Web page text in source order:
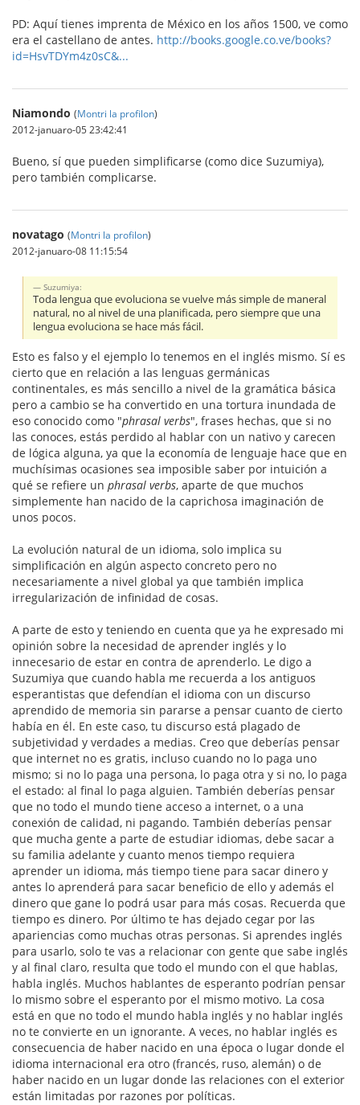
PD: Aquí tienes imprenta de México en los años 1500, ve como
era el castellano de antes. http://books.google.co.ve/books?
id=HsvTDYm4z0sC&...
Niamondo (Montri la profilon)
2012-januaro-05 23:42:41
Bueno, sí que pueden simplificarse (como dice Suzumiya),
pero también complicarse.
novatago (Montri la profilon)
2012-januaro-08 11:15:54
Suzumiya:
Toda lengua que evoluciona se vuelve más simple de maneral
natural, no al nivel de una planificada, pero siempre que una
lengua evoluciona se hace más fácil.
Esto es falso y el ejemplo lo tenemos en el inglés mismo. Sí es
cierto que en relación a las lenguas germánicas
continentales, es más sencillo a nivel de la gramática básica
pero a cambio se ha convertido en una tortura inundada de
eso conocido como "phrasal verbs", frases hechas, que si no
las conoces, estás perdido al hablar con un nativo y carecen
de lógica alguna, ya que la economía de lenguaje hace que en
muchísimas ocasiones sea imposible saber por intuición a
qué se refiere un phrasal verbs, aparte de que muchos
simplemente han nacido de la caprichosa imaginación de
unos pocos.
La evolución natural de un idioma, solo implica su
simplificación en algún aspecto concreto pero no
necesariamente a nivel global ya que también implica
irregularización de infinidad de cosas.
A parte de esto y teniendo en cuenta que ya he expresado mi
opinión sobre la necesidad de aprender inglés y lo
innecesario de estar en contra de aprenderlo. Le digo a
Suzumiya que cuando habla me recuerda a los antiguos
esperantistas que defendían el idioma con un discurso
aprendido de memoria sin pararse a pensar cuanto de cierto
había en él. En este caso, tu discurso está plagado de
subjetividad y verdades a medias. Creo que deberías pensar
que internet no es gratis, incluso cuando no lo paga uno
mismo; si no lo paga una persona, lo paga otra y si no, lo paga
el estado: al final lo paga alguien. También deberías pensar
que no todo el mundo tiene acceso a internet, o a una
conexión de calidad, ni pagando. También deberías pensar
que mucha gente a parte de estudiar idiomas, debe sacar a
su familia adelante y cuanto menos tiempo requiera
aprender un idioma, más tiempo tiene para sacar dinero y
antes lo aprenderá para sacar beneficio de ello y además el
dinero que gane lo podrá usar para más cosas. Recuerda que
tiempo es dinero. Por último te has dejado cegar por las
apariencias como muchas otras personas. Si aprendes inglés
para usarlo, solo te vas a relacionar con gente que sabe inglés
y al final claro, resulta que todo el mundo con el que hablas,
habla inglés. Muchos hablantes de esperanto podrían pensar
lo mismo sobre el esperanto por el mismo motivo. La cosa
está en que no todo el mundo habla inglés y no hablar inglés
no te convierte en un ignorante. A veces, no hablar inglés es
consecuencia de haber nacido en una época o lugar donde el
idioma internacional era otro (francés, ruso, alemán) o de
haber nacido en un lugar donde las relaciones con el exterior
están limitadas por razones por políticas.